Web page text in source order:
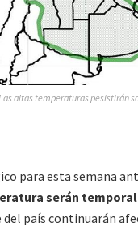
altas temperaturas pesistirán
para esta semana
serán
país continuarán